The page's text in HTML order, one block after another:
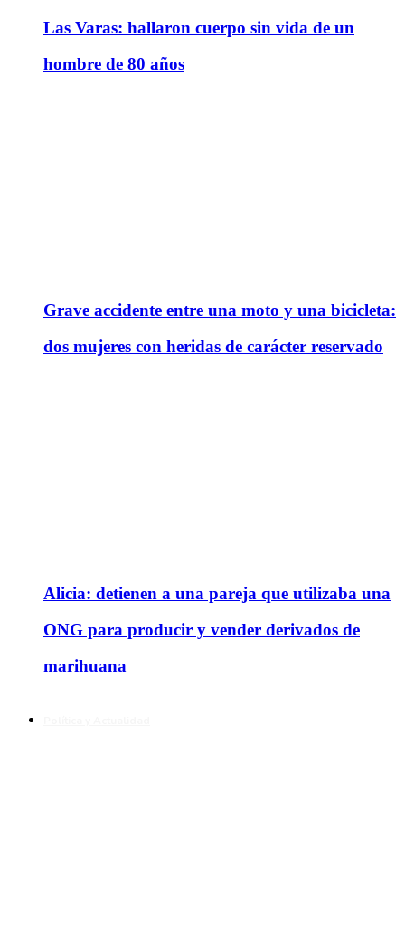
Las Varas: hallaron cuerpo sin vida de un
hombre de 80 años
Grave accidente entre una moto y una bicicleta:
dos mujeres con heridas de carácter reservado
Alicia: detienen a una pareja que utilizaba una
ONG para producir y vender derivados de
marihuana